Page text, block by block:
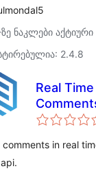
ნაკლები
2.4.8
Real Time
Pusher
comments in real